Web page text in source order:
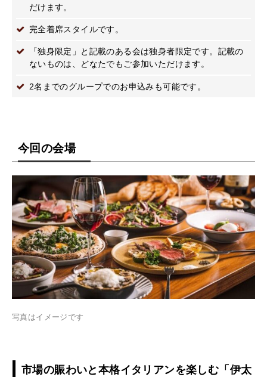
だけます。
完全着席スタイルです。
「独身限定」と記載のある会は独身者限定です。記載の
ないものは、どなたでもご参加いただけます。
2名までのグループでのお申込みも可能です。
今回の会場
写真はイメージです
市場の賑わいと本格イタリアンを楽しむ「伊太